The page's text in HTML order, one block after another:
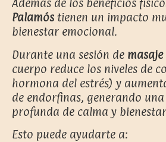
Además de los beneficios
Palamós tienen un impacto
bienestar emocional.
Durante una sesión de
cuerpo reduce los niveles de
hormona del estrés) y
de endorfinas, generando una
profunda de calma y
Esto puede ayudarte a: